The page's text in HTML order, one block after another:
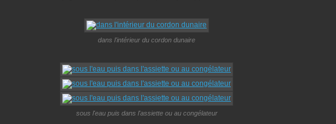
dans l'intérieur du cordon dunaire
sous l'eau puis dans l'assiette ou au congélateur